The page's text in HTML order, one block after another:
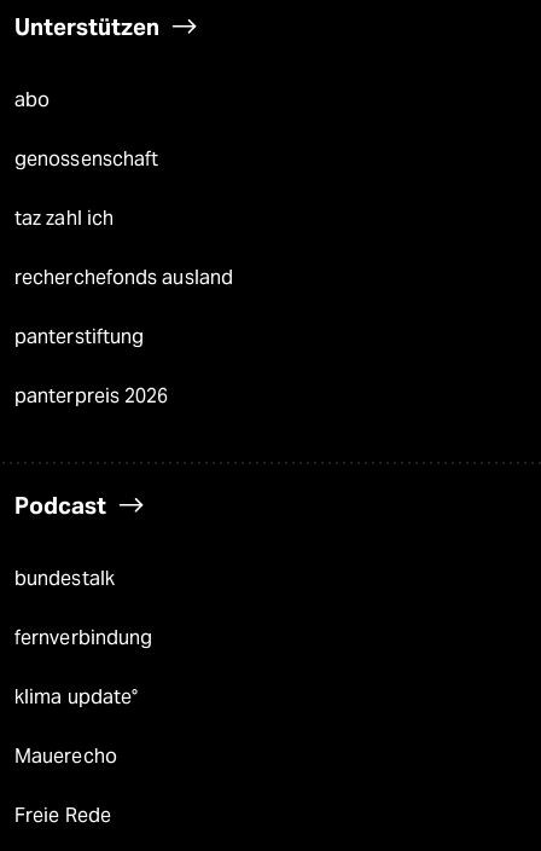
Unterstützen
abo
genossenschaft
taz zahl ich
recherchefonds ausland
panterstiftung
panterpreis 2026
Podcast
bundestalk
fernverbindung
klima update°
Mauerecho
Freie Rede